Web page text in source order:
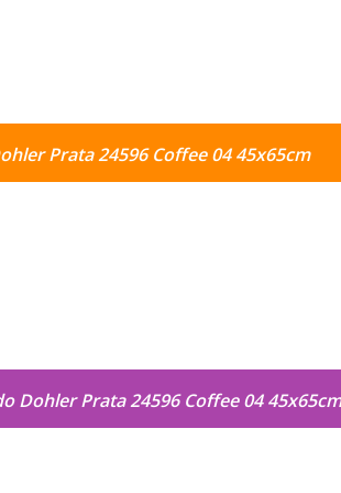
Prata 24596 Coffee 04 45x65cm
Dohler Prata 24596 Coffee 04 45x65cm